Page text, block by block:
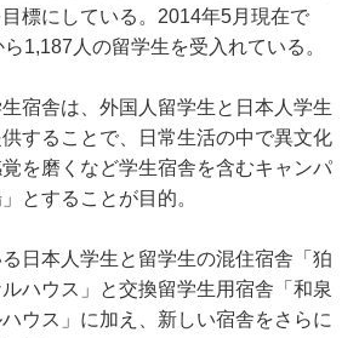
標にしている。2014年5月現在で
1,187人の留学生を受入れている。
宿舎は、外国人留学生と日本人学生
することで、日常生活の中で異文化
を磨くなど学生宿舎を含むキャンパ
とすることが目的。
日本人学生と留学生の混住宿舎「狛
ハウス」と交換留学生用宿舎「和泉
ウス」に加え、新しい宿舎をさらに